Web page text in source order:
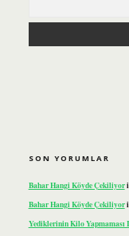
SON YORUMLAR
Bahar Hangi Köyde Çekiliyor
Bahar Hangi Köyde Çekiliyor
Yediklerinin Kilo Yapmaması